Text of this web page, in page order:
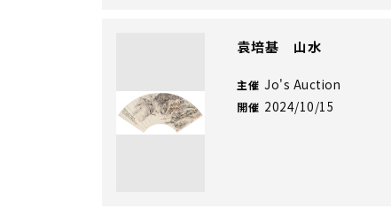
袁培基 山水
主催 Jo's Auction
開催 2024/10/15